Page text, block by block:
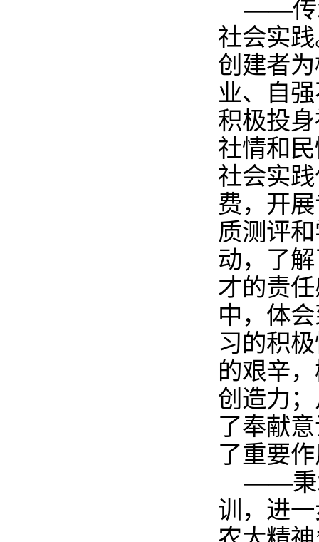
——传
社会实
创建者
业、自
积极投
社情和
社会实
费，开
质测评
动，了
才的责
中，体
习的积
的艰辛
创造力
了奉献
了重要
——秉
训，进